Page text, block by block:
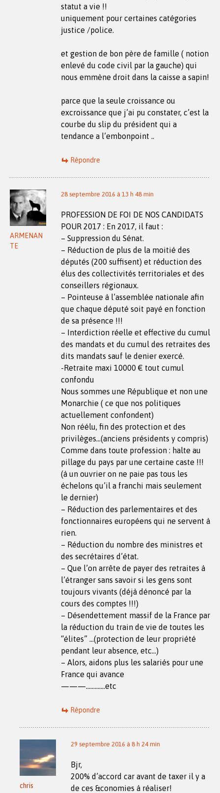
statut a vie !!
uniquement pour certaines catégories
justice /police.
et gestion de bon père de famille ( notion
enlevé du code civil par la gauche) qui
nous emmène droit dans la caisse a sapin!
parce que la seule croissance ou
excroissance que j’ai pu constater, c’est la
courbe du slip du président qui a
tendance a l’embonpoint ..
Répondre
ARMENAN
TE
28 septembre 2016 à 13 h 48 min
PROFESSION DE FOI DE NOS CANDIDATS
POUR 2017 : En 2017, il faut :
– Suppression du Sénat.
– Réduction de plus de la moitié des
députés (200 suffisent) et réduction des
élus des collectivités territoriales et des
conseillers régionaux.
– Pointeuse à l’assemblée nationale afin
que chaque député soit payé en fonction
de sa présence !!!
– Interdiction réelle et effective du cumul
des mandats et du cumul des retraites des
dits mandats sauf le denier exercé.
-Retraite maxi 10000 € tout cumul
confondu
Nous sommes une République et non une
Monarchie ( ce que nos politiques
actuellement confondent)
Non réélu, fin des protection et des
privilèges…(anciens présidents y compris)
Comme dans toute profession : halte au
pillage du pays par une certaine caste !!!
(à un ouvrier on ne paie pas tous les
échelons qu’il a franchi mais seulement
le dernier)
– Réduction des parlementaires et des
fonctionnaires européens qui ne servent à
rien.
– Réduction du nombre des ministres et
des secrétaires d’état.
– Que l’on arrête de payer des retraites à
l’étranger sans savoir si les gens sont
toujours vivants (déjà dénoncé par la
cours des comptes !!!)
– Désendettement massif de la France par
la réduction du train de vie de toutes les
“élites” …(protection de leur propriété
pendant leur absence, etc…)
– Alors, aidons plus les salariés pour une
France qui avance
———………….etc
Répondre
chris
29 septembre 2016 à 8 h 24 min
Bjr,
200% d’accord car avant de taxer il y a
de ces &conomies à réaliser!